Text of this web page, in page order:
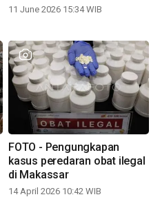
11 June 2026 15:34 WIB
FOTO - Pengungkapan
kasus peredaran obat ilegal
di Makassar
14 April 2026 10:42 WIB